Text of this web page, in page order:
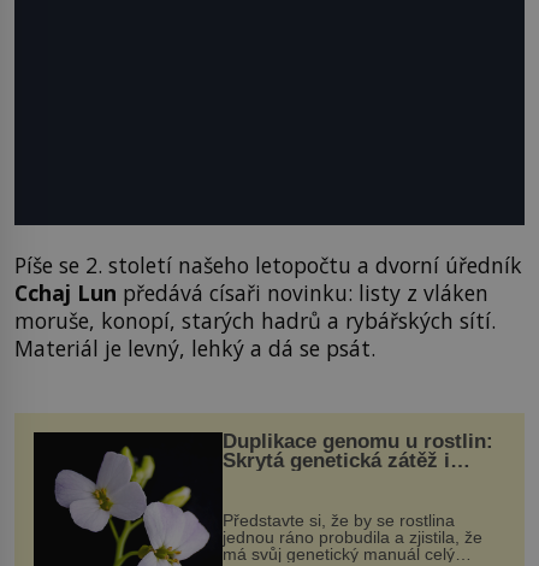
Píše se 2. století našeho letopočtu a dvorní úředník
Cchaj Lun předává císaři novinku: listy z vláken
moruše, konopí, starých hadrů a rybářských sítí.
Materiál je levný, lehký a dá se psát.
Duplikace genomu u rostlin:
Skrytá genetická zátěž i
Představte si, že by se rostlina
jednou ráno probudila a zjistila, že
má svůj genetický manuál celý